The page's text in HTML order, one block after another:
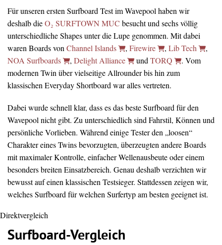
Für unseren ersten Surfboard Test im Wavepool haben wir
deshalb dieO₂ SURFTOWN MUC besucht und sechs völlig
unterschiedliche Shapes unter die Lupe genommen. Mit dabei
waren Boards vonChannel Islands , Firewire , Lib Tech
,
NOA Surfboards
, Delight Alliance undTORQ
. Vom
modernen Twin über vielseitige Allrounder bis hin zum
klassischen Everyday Shortboard war alles vertreten.
Dabei wurde schnell klar, dass es das beste Surfboard für den
Wavepool nicht gibt. Zu unterschiedlich sind Fahrstil, Können und
persönliche Vorlieben. Während einige Tester den „loosen“
Charakter eines Twins bevorzugten, überzeugten andere Boards
mit maximaler Kontrolle, einfacher Wellenausbeute oder einem
besonders breiten Einsatzbereich. Genau deshalb verzichten wir
bewusst auf einen klassischen Testsieger. Stattdessen zeigen wir,
welches Surfboard für welchen Surfertyp am besten geeignet ist.
Direktvergleich
Surfboard-Vergleich